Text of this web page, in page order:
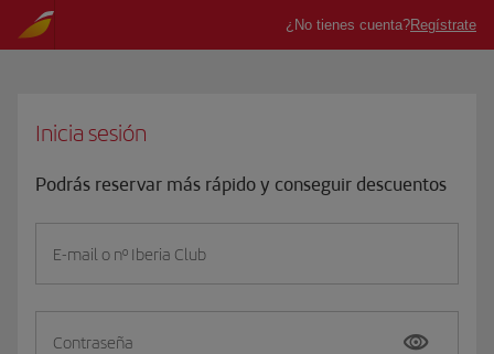
Inicia sesión
Podrás reservar más rápido y conseguir descuentos
E-mail o nº Iberia Club
Contraseña